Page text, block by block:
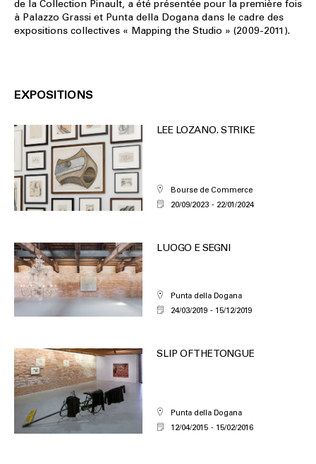
de la Collection Pinault, a été présentée pour la première fois
à Palazzo Grassi et Punta della Dogana dans le cadre des
expositions collectives « Mapping the Studio » (2009-2011).
EXPOSITIONS
LEE LOZANO. STRIKE
Bourse de Commerce
20/09/2023
22/01/2024
LUOGO E SEGNI
Punta della Dogana
24/03/2019
15/12/2019
SLIP OF THE TONGUE
Punta della Dogana
12/04/2015
15/02/2016